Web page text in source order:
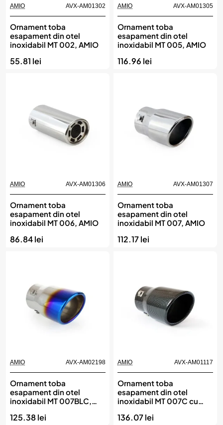
AMIO AVX-AM01302
Ornament toba
esapament din otel
inoxidabil MT 002, AMIO
55.81 lei
AMIO AVX-AM01305
Ornament toba
esapament din otel
inoxidabil MT 005, AMIO
116.96 lei
AMIO AVX-AM01306
Ornament toba
esapament din otel
inoxidabil MT 006, AMIO
86.84 lei
AMIO AVX-AM01307
Ornament toba
esapament din otel
inoxidabil MT 007, AMIO
112.17 lei
AMIO AVX-AM02198
Ornament toba
esapament din otel
inoxidabil MT 007BLC,
125.38 lei
AMIO AVX-AM01117
Ornament toba
esapament din otel
inoxidabil MT 007C cu
136.07 lei